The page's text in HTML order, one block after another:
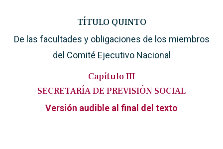
TÍTULO QUINTO
De las facultades y obligaciones de los miembros
del Comité Ejecutivo Nacional
Capítulo III
SECRETARÍA DE PREVISIÓN SOCIAL
Versión audible al final del texto